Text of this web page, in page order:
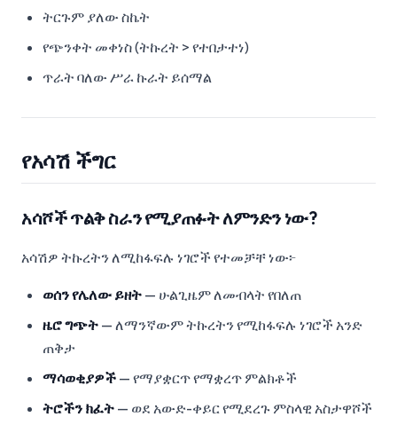
ትርጉም ያለው ስኬት
የጭንቀት መቀነስ (ትኩረት > የተበታተነ)
ጥራት ባለው ሥራ ኩራት ይሰማል
የአሳሽ ችግር
አሳሾች ጥልቅ ስራን የሚያጠፉት ለምንድን ነው?
አሳሽዎ ትኩረትን ለሚከፋፍሉ ነገሮች የተመቻቸ ነው፦
ወሰን የሌለው ይዘት — ሁልጊዜም ለመብላት የበለጠ
ዜሮ ግጭት — ለማንኛውም ትኩረትን የሚከፋፍሉ ነገሮች አንድ
ጠቅታ
ማሳወቂያዎች — የማያቋርጥ የማቋረጥ ምልክቶች
ትሮችን ክፈት — ወደ አውድ-ቀይር የሚደረጉ ምስላዊ አስታዋሾች